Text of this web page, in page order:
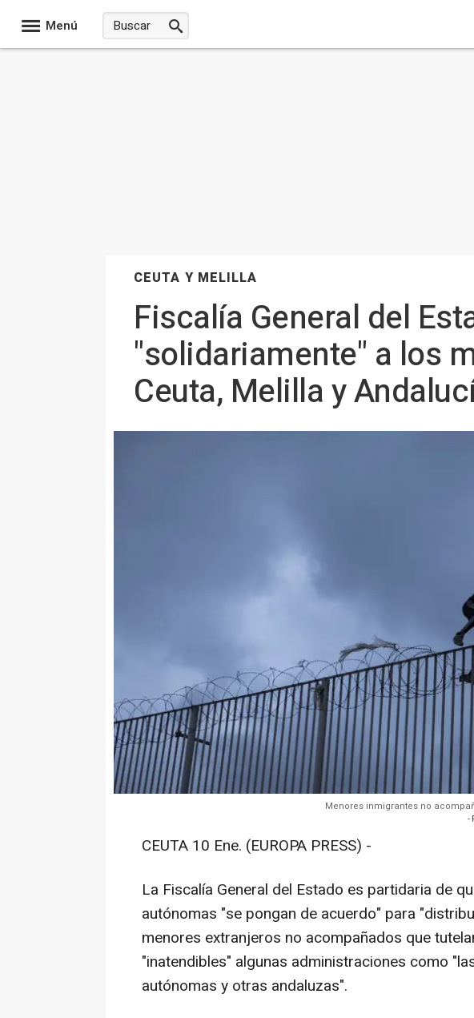
Menú
CEUTA Y MELILLA
Fiscalía General del
"solidariamente" a los
Ceuta, Melilla y
Menores inmigrantes no
-
CEUTA 10 Ene. (EUROPA PRESS) -
La Fiscalía General del Estado es partidaria de
autónomas "se pongan de acuerdo" para
menores extranjeros no acompañados que
"inatendibles" algunas administraciones como
autónomas y otras andaluzas".